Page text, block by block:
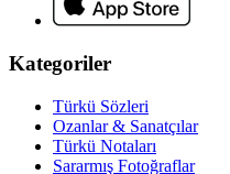
Kategoriler
Türkü Sözleri
Ozanlar & Sanatçılar
Türkü Notaları
Sararmış Fotoğraflar